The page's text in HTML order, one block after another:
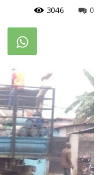
0
3046